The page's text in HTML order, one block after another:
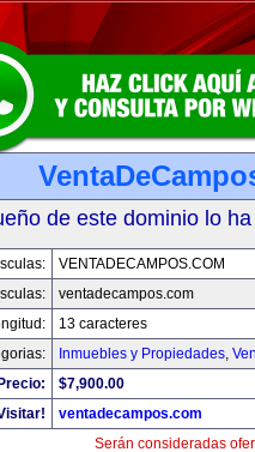
de este dominio lo
VENTADECAMPOS.COM
ventadecampos.com
13 caracteres
Inmuebles y Propiedades,
Precio:
$7,900.00
ventadecampos.com
Serán consideradas